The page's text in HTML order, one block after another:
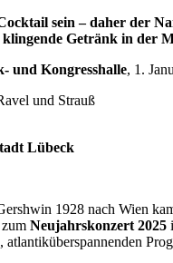
sein – daher der
Getränk in der
und Kongresshalle, 1.
und Strauß
Lübeck
1928 nach Wien
Neujahrskonzert 2025